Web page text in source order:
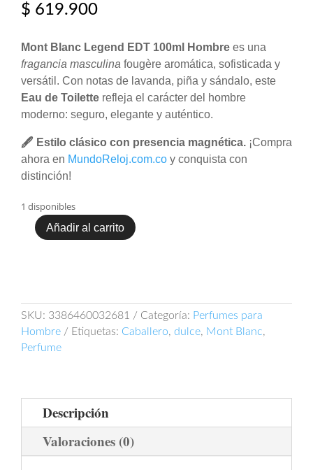
$ 619.900
Mont Blanc Legend EDT 100ml Hombre es una
fragancia masculina fougère aromática, sofisticada y
versátil. Con notas de lavanda, piña y sándalo, este
Eau de Toilette refleja el carácter del hombre
moderno: seguro, elegante y auténtico.
🖋️ Estilo clásico con presencia magnética. ¡Compra
ahora en MundoReloj.com.co y conquista con
distinción!
1 disponibles
Perfume
Edt
100ml
cantidad
Añadir al carrito
SKU: 3386460032681 Categoría: Perfumes para
Hombre
Etiquetas: Caballero, dulce, Mont Blanc,
Perfume
Descripción
Valoraciones (0)